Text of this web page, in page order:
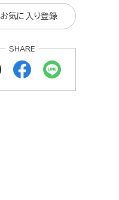
お気に入り登録
SHARE